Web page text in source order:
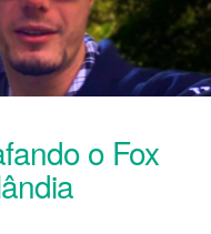
o Fox